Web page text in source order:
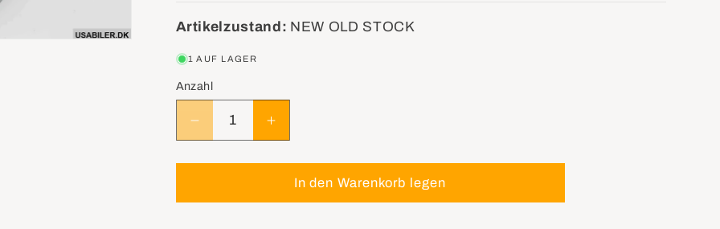
Artikelzustand: NEW OLD STOCK
1 AUF LAGER
Anzahl
Verringere
die
Menge
GM
Erhöhe
die
Menge
GM
In den Warenkorb legen